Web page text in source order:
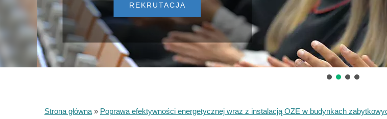
REKRUTACJA
Strona główna » Poprawa efektywności energetycznej wraz z instalacją OZE w budynkach